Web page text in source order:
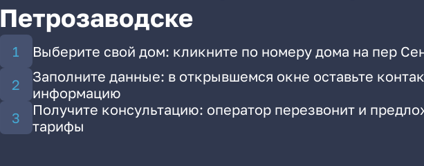
Петрозаводске
Выберите свой дом: кликните по номеру дома на пер
Заполните данные: в открывшемся окне оставьте
информацию
Получите консультацию: оператор перезвонит и
тарифы